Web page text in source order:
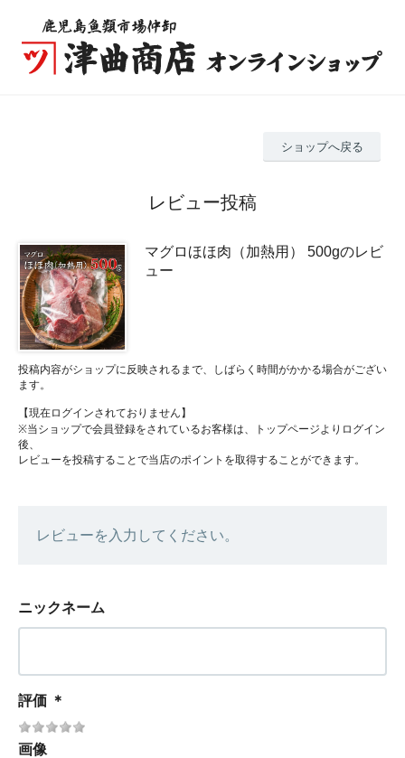
ショップへ戻る
レビュー投稿
マグロほほ肉（加熱用） 500gのレビ
ュー
投稿内容がショップに反映されるまで、しばらく時間がかかる場合がござい
ます。
【現在ログインされておりません】
※当ショップで会員登録をされているお客様は、トップページよりログイン
後、
レビューを投稿することで当店のポイントを取得することができます。
レビューを入力してください。
ニックネーム
評価 ＊
画像